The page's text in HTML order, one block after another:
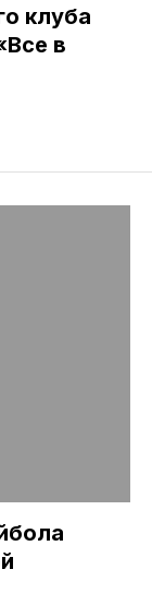
клуба
в